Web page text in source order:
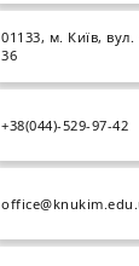
01133, м. Київ,
36
+38(044)-529-97-42